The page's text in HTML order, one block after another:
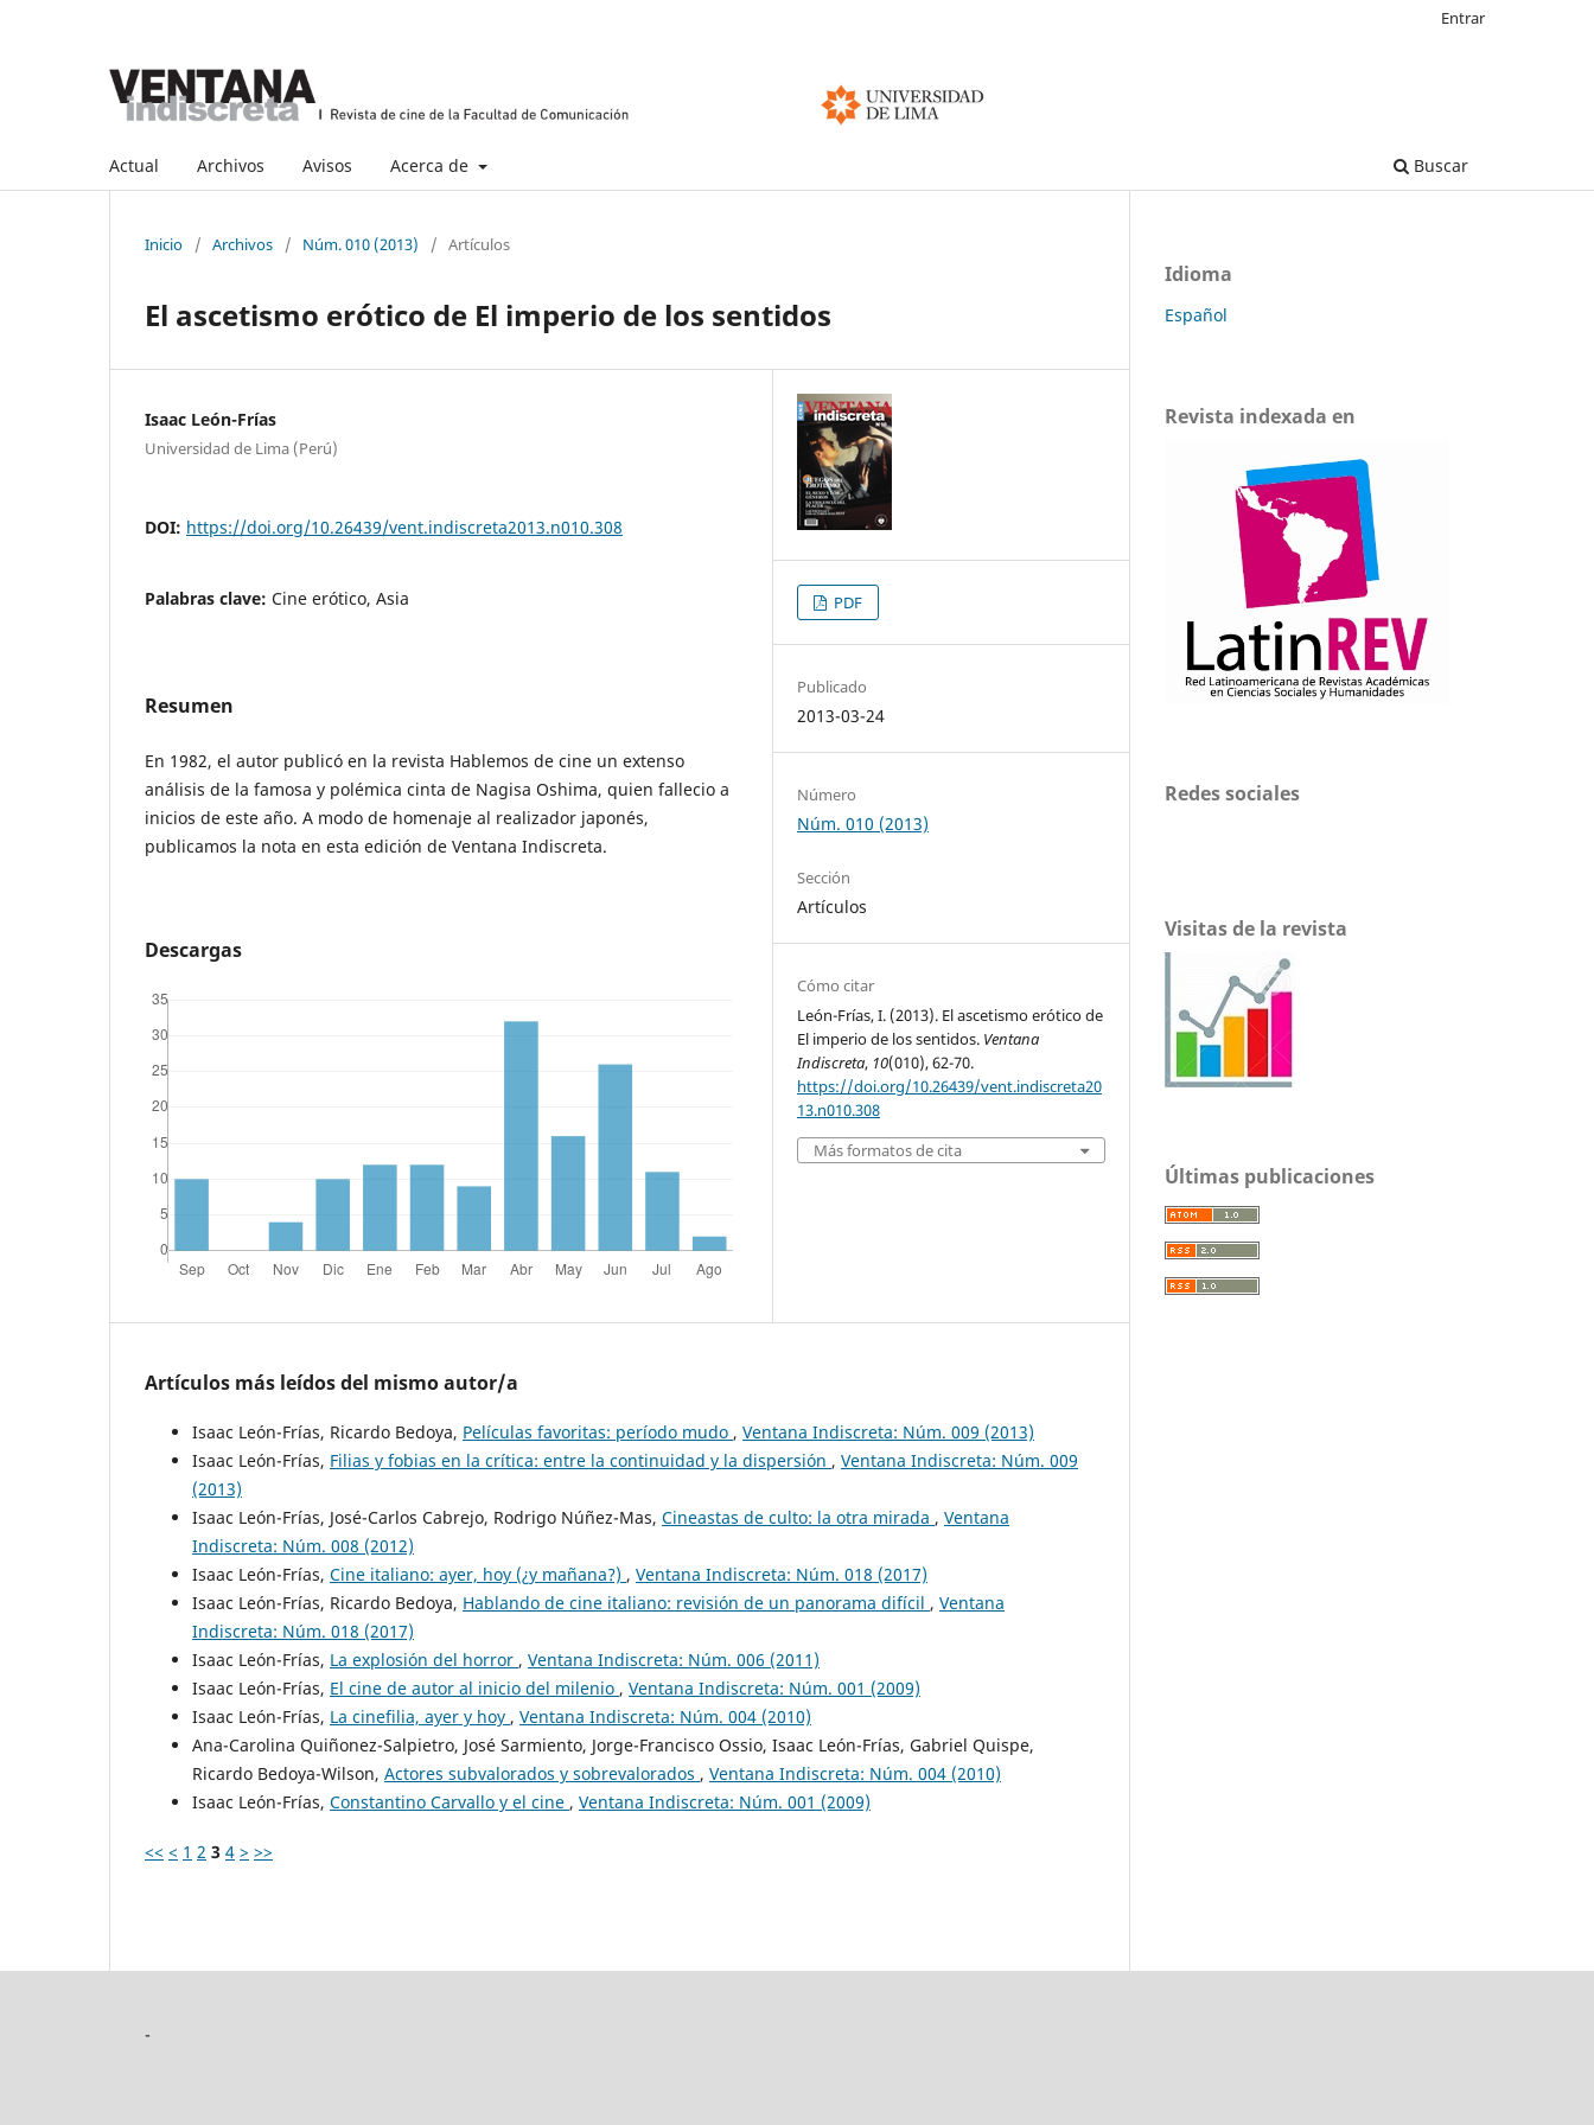
Actual Archivos Avisos Acerca de Buscar
Entrar
Inicio / Archivos / Núm. 010 (2013) / Artículos
El ascetismo erótico de El imperio de los sentidos
Isaac León-Frías
Universidad de Lima (Perú)
DOI: https://doi.org/10.26439/vent.indiscreta2013.n010.308
Palabras clave: Cine erótico, Asia
Resumen
En 1982, el autor publicó en la revista Hablemos de cine un extenso
análisis de la famosa y polémica cinta de Nagisa Oshima, quien fallecio a
inicios de este año. A modo de homenaje al realizador japonés,
publicamos la nota en esta edición de Ventana Indiscreta.
Descargas
PDF
Publicado
2013-03-24
Número
Núm. 010 (2013)
Sección
Artículos
Cómo citar
León-Frías, I. (2013). El ascetismo erótico de
El imperio de los sentidos. Ventana
Indiscreta, 10(010), 62-70.
https://doi.org/10.26439/vent.indiscreta20
13.n010.308
Más formatos de cita
Artículos más leídos del mismo autor/a
Isaac León-Frías, Ricardo Bedoya, Películas favoritas: período mudo , Ventana Indiscreta: Núm. 009 (2013)
Isaac León-Frías, Filias y fobias en la crítica: entre la continuidad y la dispersión , Ventana Indiscreta: Núm. 009
(2013)
Isaac León-Frías, José-Carlos Cabrejo, Rodrigo Núñez-Mas, Cineastas de culto: la otra mirada , Ventana
Indiscreta: Núm. 008 (2012)
Isaac León-Frías, Cine italiano: ayer, hoy (¿y mañana?) , Ventana Indiscreta: Núm. 018 (2017)
Isaac León-Frías, Ricardo Bedoya, Hablando de cine italiano: revisión de un panorama difícil , Ventana
Indiscreta: Núm. 018 (2017)
Isaac León-Frías, La explosión del horror , Ventana Indiscreta: Núm. 006 (2011)
Isaac León-Frías, El cine de autor al inicio del milenio , Ventana Indiscreta: Núm. 001 (2009)
Isaac León-Frías, La cinefilia, ayer y hoy , Ventana Indiscreta: Núm. 004 (2010)
Ana-Carolina Quiñonez-Salpietro, José Sarmiento, Jorge-Francisco Ossio, Isaac León-Frías, Gabriel Quispe,
Ricardo Bedoya-Wilson, Actores subvalorados y sobrevalorados , Ventana Indiscreta: Núm. 004 (2010)
Isaac León-Frías, Constantino Carvallo y el cine , Ventana Indiscreta: Núm. 001 (2009)
<< < 1 2 3 4 > >>
Idioma
Español
Revista indexada en
Redes sociales
Visitas de la revista
Últimas publicaciones
-